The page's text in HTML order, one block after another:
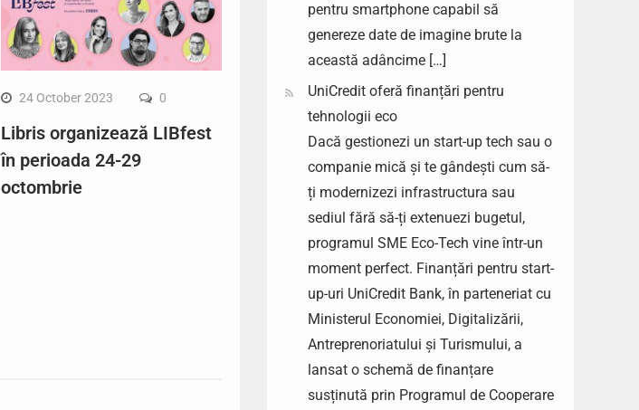
24 October 2023 0
Libris organizează LIBfest
în perioada 24-29
octombrie
pentru smartphone capabil să
genereze date de imagine brute la
această adâncime […]
UniCredit oferă finanțări pentru
tehnologii eco
Dacă gestionezi un start-up tech sau o
companie mică și te gândești cum să-
ți modernizezi infrastructura sau
sediul fără să-ți extenuezi bugetul,
programul SME Eco-Tech vine într-un
moment perfect. Finanțări pentru start-
up-uri UniCredit Bank, în parteneriat cu
Ministerul Economiei, Digitalizării,
Antreprenoriatului și Turismului, a
lansat o schemă de finanțare
susținută prin Programul de Cooperare